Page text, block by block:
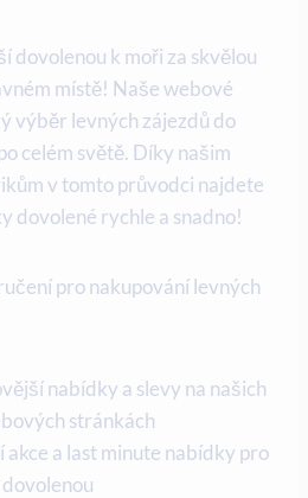
dovolenou ⁤k moři za skvělou
místě! Naše webové​
výběr levných zájezdů do
celém světě. Díky našim
v​ tomto průvodci najdete
dovolené rychle a snadno!
⁢pro ​nakupování levných
nabídky a slevy na našich
stránkách
akce a last minute nabídky pro